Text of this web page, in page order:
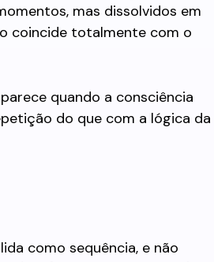
mas dissolvidos em
coincide totalmente com o
quando a consciência
do que com a lógica da
como sequência, e não